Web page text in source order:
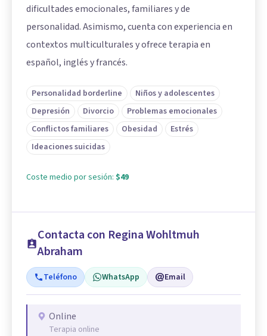
dificultades emocionales, familiares y de
personalidad. Asimismo, cuenta con experiencia en
contextos multiculturales y ofrece terapia en
español, inglés y francés.
Personalidad borderline
Niños y adolescentes
Depresión
Divorcio
Problemas emocionales
Conflictos familiares
Obesidad
Estrés
Ideaciones suicidas
Coste medio por sesión: $49
Contacta con Regina Wohltmuh
Abraham
Teléfono WhatsApp Email
Online
Terapia online